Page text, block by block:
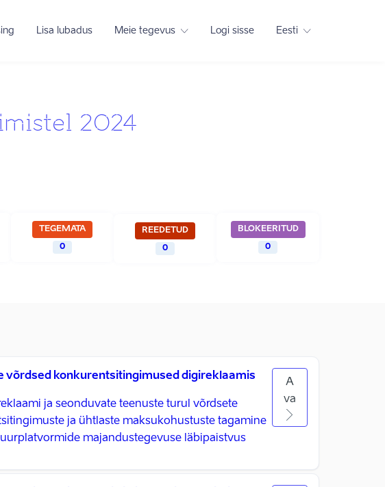
Lisa lubadus Meie tegevus Logi sisse Eesti
2024
TEGEMATA
0
REEDETUD
0
BLOKEERITUD
0
võrdsed konkurentsitingimused digireklaamis
ja seonduvate teenuste turul võrdsete
ja ühtlaste maksukohustuste tagamine
majandustegevuse läbipaistvus
A
va